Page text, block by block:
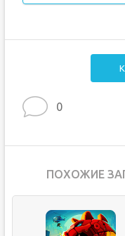
0
ПОХОЖИЕ